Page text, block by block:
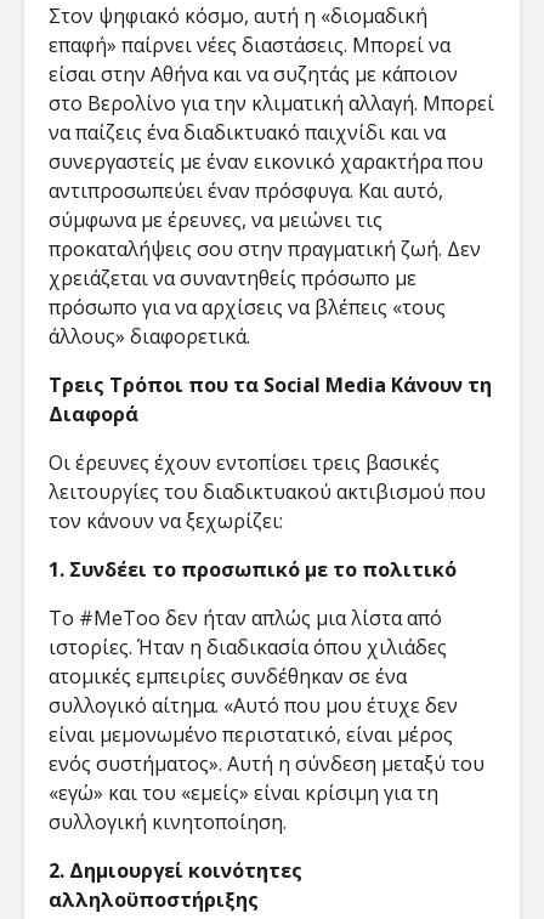
Στον ψηφιακό κόσμο, αυτή η «διομαδική
επαφή» παίρνει νέες διαστάσεις. Μπορεί να
είσαι στην Αθήνα και να συζητάς με κάποιον
στο Βερολίνο για την κλιματική αλλαγή. Μπορεί
να παίζεις ένα διαδικτυακό παιχνίδι και να
συνεργαστείς με έναν εικονικό χαρακτήρα που
αντιπροσωπεύει έναν πρόσφυγα. Και αυτό,
σύμφωνα με έρευνες, να μειώνει τις
προκαταλήψεις σου στην πραγματική ζωή. Δεν
χρειάζεται να συναντηθείς πρόσωπο με
πρόσωπο για να αρχίσεις να βλέπεις «τους
άλλους» διαφορετικά.
Τρεις Τρόποι που τα Social Media Κάνουν τη
Διαφορά
Οι έρευνες έχουν εντοπίσει τρεις βασικές
λειτουργίες του διαδικτυακού ακτιβισμού που
τον κάνουν να ξεχωρίζει:
1. Συνδέει το προσωπικό με το πολιτικό
Το #MeToo δεν ήταν απλώς μια λίστα από
ιστορίες. Ήταν η διαδικασία όπου χιλιάδες
ατομικές εμπειρίες συνδέθηκαν σε ένα
συλλογικό αίτημα. «Αυτό που μου έτυχε δεν
είναι μεμονωμένο περιστατικό, είναι μέρος
ενός συστήματος». Αυτή η σύνδεση μεταξύ του
«εγώ» και του «εμείς» είναι κρίσιμη για τη
συλλογική κινητοποίηση.
2. Δημιουργεί κοινότητες
αλληλοϋποστήριξης
τον έρωτα στην
εποχή των apps